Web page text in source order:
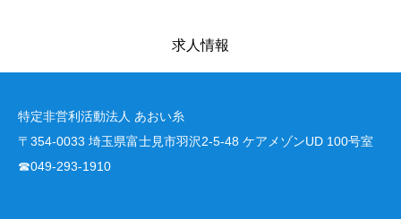
求人情報
特定非営利活動法人 あおい糸
〒354-0033 埼玉県富士見市羽沢2-5-48 ケアメゾンUD 100号室
☎049-293-1910